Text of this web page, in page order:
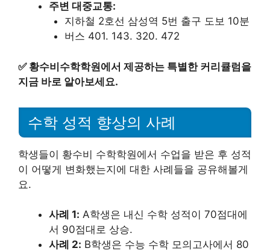
주변 대중교통:
지하철 2호선 삼성역 5번 출구 도보 10분
버스 401. 143. 320. 472
✅ 황수비수학학원에서 제공하는 특별한 커리큘럼을
지금 바로 알아보세요.
수학 성적 향상의 사례
학생들이 황수비 수학학원에서 수업을 받은 후 성적
이 어떻게 변화했는지에 대한 사례들을 공유해볼게
요.
사례 1: A학생은 내신 수학 성적이 70점대에
서 90점대로 상승.
사례 2: B학생은 수능 수학 모의고사에서 80